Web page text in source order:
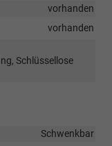
vorhanden
vorhanden
Schlüssellose
Schwenkbar